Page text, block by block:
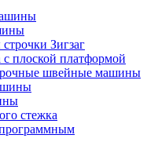
Зигзаг
плоской платформой
швейные машины
стежка